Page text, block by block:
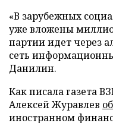
«В зарубежных
уже вложены
партии идет через
сеть
Данилин.
Как писала газета
Алексей Журавлев
иностранном